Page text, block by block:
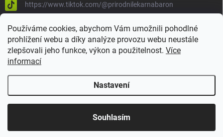
Používáme cookies, abychom Vám umožnili pohodlné
prohlížení webu a díky analýze provozu webu neustále
zlepšovali jeho funkce, výkon a použitelnost. Více
informací
Nastavení
Souhlasím
https://www.tiktok.com/@prirodnilekarnabaron
Copyright 2026Baron. Všechna práva vyhrazena.Upravit nastavení
cookies